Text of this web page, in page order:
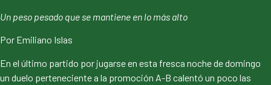
Un peso pesado que se mantiene en lo más alto
Por Emiliano Islas
En el último partido por jugarse en esta fresca noche de domingo
un duelo perteneciente a la promoción A-B calentó un poco las